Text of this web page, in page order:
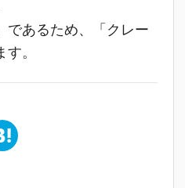
であるため、「クレー
。